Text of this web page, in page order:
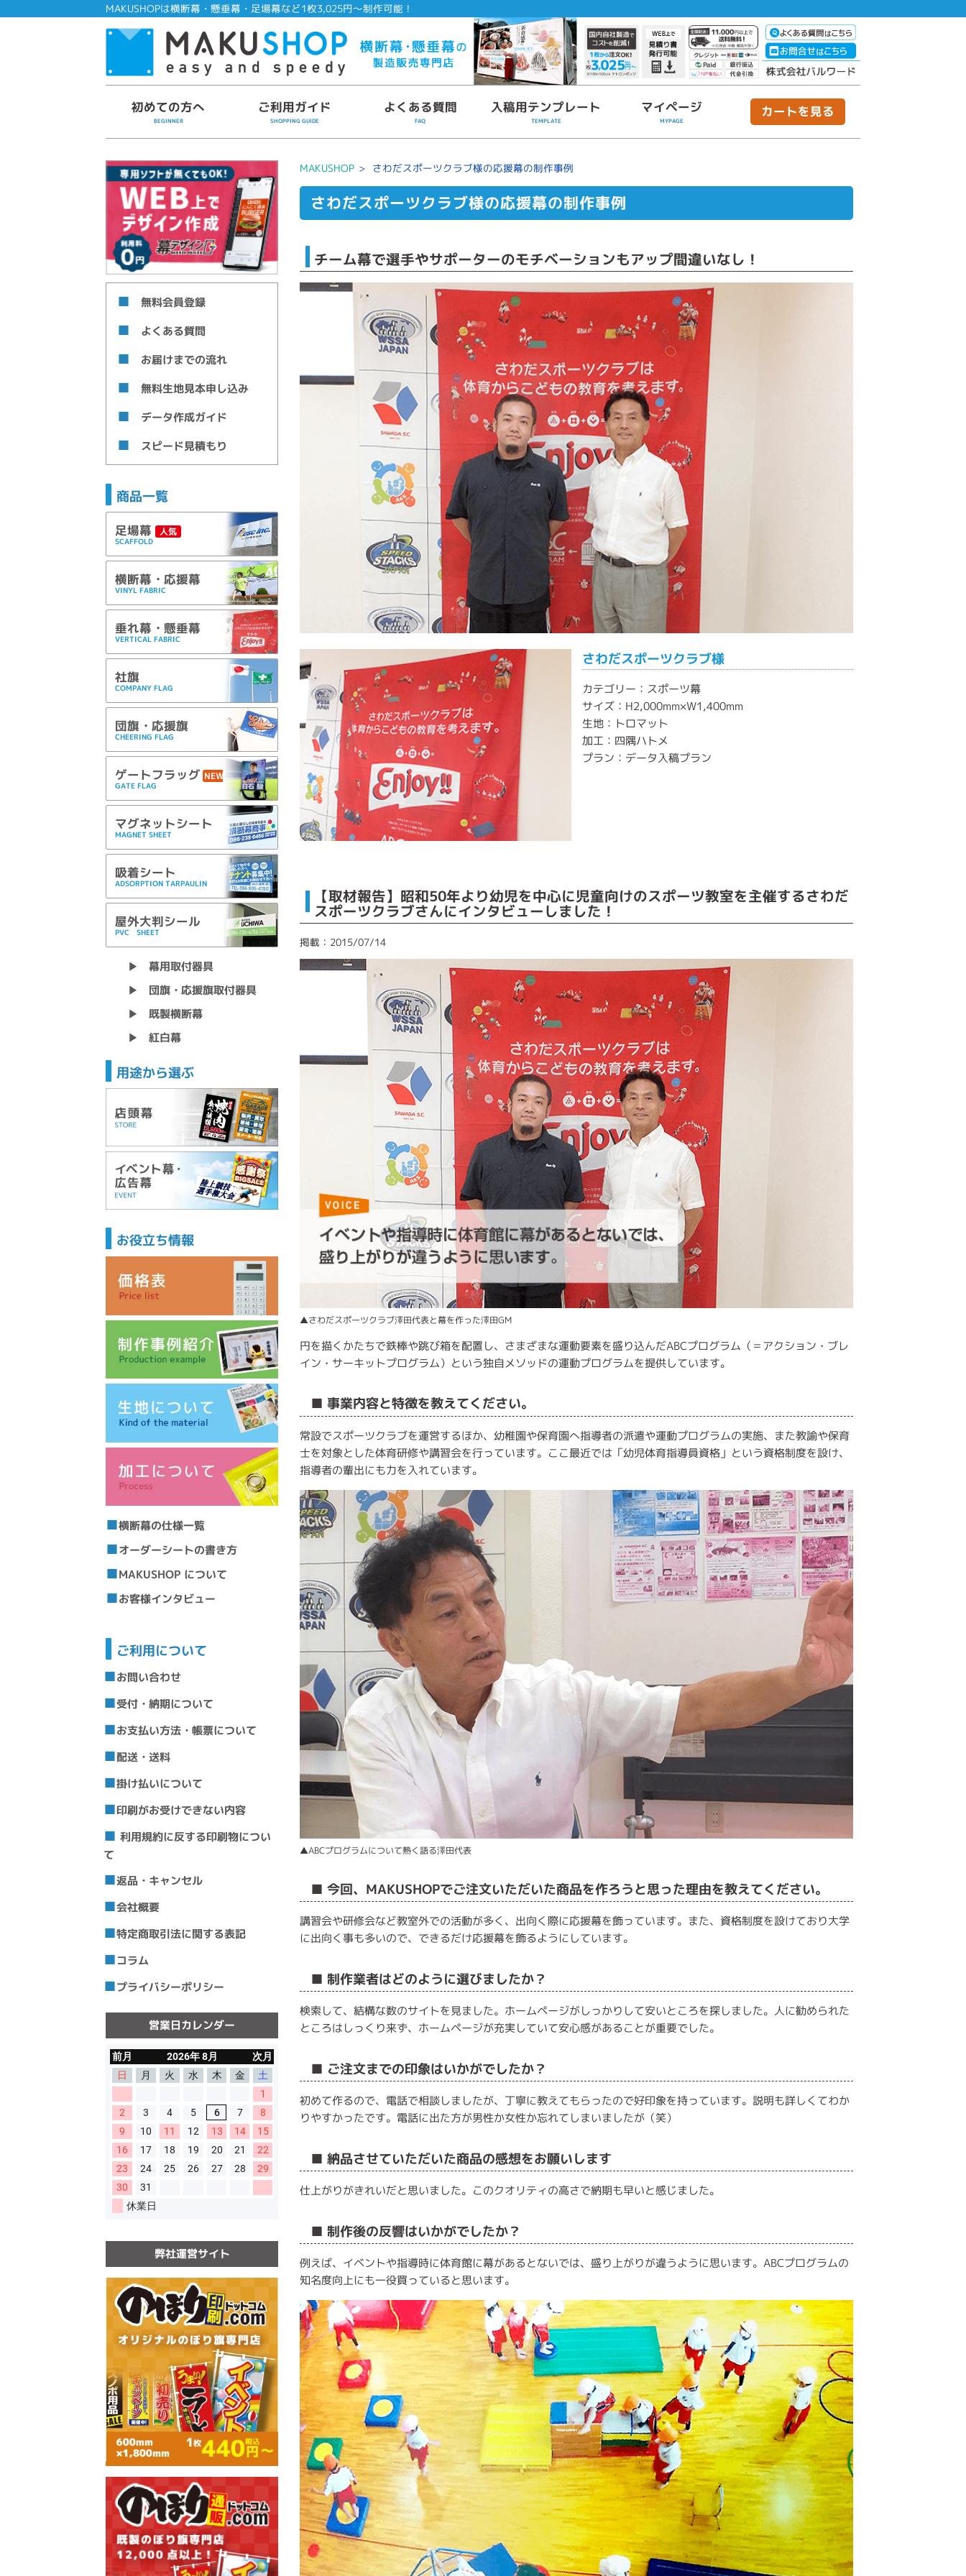
MAKUSHOPは横断幕・懸垂幕・足場幕など1枚3,025円～制作可能！
初めての方へ
BEGINNER
ご利用ガイド
SHOPPING GUIDE
よくある質問
FAQ
入稿用テンプレート
TEMPLATE
マイページ
MYPAGE
カートを見る
無料会員登録
よくある質問
お届けまでの流れ
無料生地見本申し込み
データ作成ガイド
スピード見積もり
商品一覧
足場幕 人気
SCAFFOLD
横断幕・応援幕
VINYL FABRIC
垂れ幕・懸垂幕
VERTICAL FABRIC
社旗
COMPANY FLAG
団旗・応援旗
CHEERING FLAG
ゲートフラッグ NEW
GATE FLAG
マグネットシート
MAGNET SHEET
吸着シート
ADSORPTION TARPAULIN
屋外大判シール
PVC SHEET
▶ 幕用取付器具
▶ 団旗・応援旗取付器具
▶ 既製横断幕
▶ 紅白幕
用途から選ぶ
お役立ち情報
横断幕の仕様一覧
オーダーシートの書き方
MAKUSHOP について
お客様インタビュー
ご利用について
お問い合わせ
受付・納期について
お支払い方法・帳票について
配送・送料
掛け払いについて
印刷がお受けできない内容
利用規約に反する印刷物につい
て
返品・キャンセル
会社概要
特定商取引法に関する表記
コラム
プライバシーポリシー
営業日カレンダー
弊社運営サイト
MAKUSHOP > さわだスポーツクラブ様の応援幕の制作事例
さわだスポーツクラブ様の応援幕の制作事例
チーム幕で選手やサポーターのモチベーションもアップ間違いなし！
さわだスポーツクラブ様
カテゴリー：スポーツ幕
サイズ：H2,000mm×W1,400mm
生地：トロマット
加工：四隅ハトメ
プラン：データ入稿プラン
【取材報告】昭和50年より幼児を中心に児童向けのスポーツ教室を主催するさわだ
スポーツクラブさんにインタビューしました！
掲載：2015/07/14
▲さわだスポーツクラブ澤田代表と幕を作った澤田GM
円を描くかたちで鉄棒や跳び箱を配置し、さまざまな運動要素を盛り込んだABCプログラム（＝アクション・ブレ
イン・サーキットプログラム）という独自メソッドの運動プログラムを提供しています。
■ 事業内容と特徴を教えてください。
常設でスポーツクラブを運営するほか、幼稚園や保育園へ指導者の派遣や運動プログラムの実施、また教諭や保育
士を対象とした体育研修や講習会を行っています。ここ最近では「幼児体育指導員資格」という資格制度を設け、
指導者の輩出にも力を入れています。
▲ABCプログラムについて熱く語る澤田代表
■ 今回、MAKUSHOPでご注文いただいた商品を作ろうと思った理由を教えてください。
講習会や研修会など教室外での活動が多く、出向く際に応援幕を飾っています。また、資格制度を設けており大学
に出向く事も多いので、できるだけ応援幕を飾るようにしています。
■ 制作業者はどのように選びましたか？
検索して、結構な数のサイトを見ました。ホームページがしっかりして安いところを探しました。人に勧められた
ところはしっくり来ず、ホームページが充実していて安心感があることが重要でした。
■ ご注文までの印象はいかがでしたか？
初めて作るので、電話で相談しましたが、丁寧に教えてもらったので好印象を持っています。説明も詳しくてわか
りやすかったです。電話に出た方が男性か女性か忘れてしまいましたが（笑）
■ 納品させていただいた商品の感想をお願いします
仕上がりがきれいだと思いました。このクオリティの高さで納期も早いと感じました。
■ 制作後の反響はいかがでしたか？
例えば、イベントや指導時に体育館に幕があるとないでは、盛り上がりが違うように思います。ABCプログラムの
知名度向上にも一役買っていると思います。